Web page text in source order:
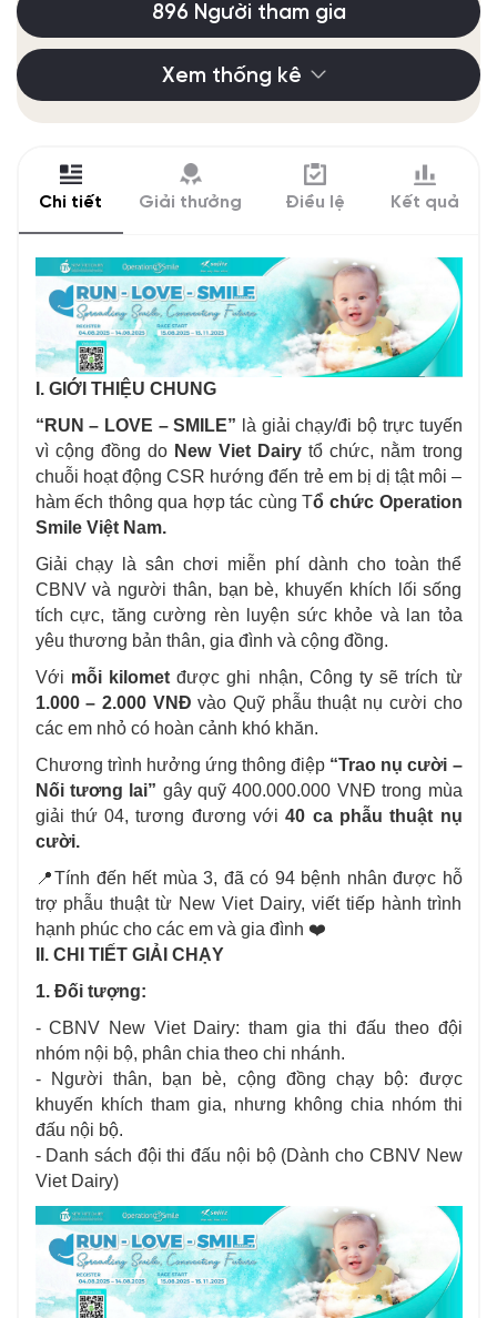
896 Người tham gia
Xem thống kê
Chi tiết Giải thưởng Điều lệ Kết quả
I. GIỚI THIỆU CHUNG
“RUN – LOVE – SMILE” là giải chạy/đi bộ trực tuyến
vì cộng đồng do New Viet Dairytổ chức, nằm trong
chuỗi hoạt động CSR hướng đến trẻ em bị dị tật môi –
hàm ếch thông qua hợp tác cùng Tổ chức Operation
Smile Việt Nam.
Giải chạy là sân chơi miễn phí dành cho toàn thể
CBNV và người thân, bạn bè, khuyến khích lối sống
tích cực, tăng cường rèn luyện sức khỏe và lan tỏa
yêu thương bản thân, gia đình và cộng đồng.
Với mỗi kilometđược ghi nhận, Công ty sẽ trích từ
1.000 – 2.000 VNĐ vào Quỹ phẫu thuật nụ cười cho
các em nhỏ có hoàn cảnh khó khăn.
Chương trình hưởng ứng thông điệp “Trao nụ cười –
Nối tương lai” gây quỹ 400.000.000 VNĐ trong mùa
giải thứ 04, tương đương với40 ca phẫu thuật nụ
cười.
📍Tính đến hết mùa 3, đã có 94 bệnh nhân được hỗ
trợ phẫu thuật từ New Viet Dairy, viết tiếp hành trình
hạnh phúc cho các em và gia đình ❤️
II. CHI TIẾT GIẢI CHẠY
1. Đối tượng:
- CBNV New Viet Dairy: tham gia thi đấu theo đội
nhóm nội bộ, phân chia theo chi nhánh.
- Người thân, bạn bè, cộng đồng chạy bộ: được
khuyến khích tham gia, nhưng không chia nhóm thi
đấu nội bộ.
- Danh sách đội thi đấu nội bộ (Dành cho CBNV New
Viet Dairy)